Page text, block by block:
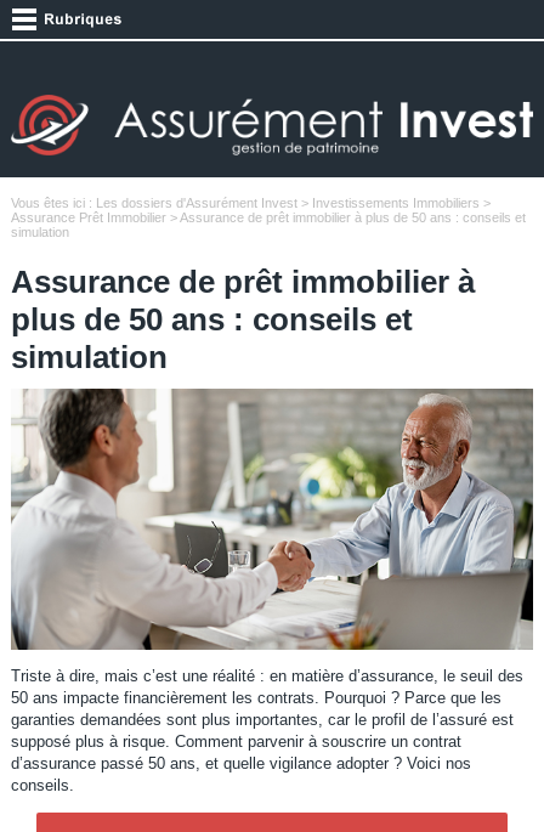
Vous êtes ici : Les dossiers d'Assurément Invest> Investissements Immobiliers >
Assurance Prêt Immobilier> Assurance de prêt immobilier à plus de 50 ans : conseils et
simulation
Assurance de prêt immobilier à
plus de 50 ans : conseils et
simulation
Triste à dire, mais c’est une réalité : en matière d’assurance, le seuil des
50 ans impacte financièrement les contrats. Pourquoi ? Parce que les
garanties demandées sont plus importantes, car le profil de l’assuré est
supposé plus à risque. Comment parvenir à souscrire un contrat
d’assurance passé 50 ans, et quelle vigilance adopter ? Voici nos
conseils.